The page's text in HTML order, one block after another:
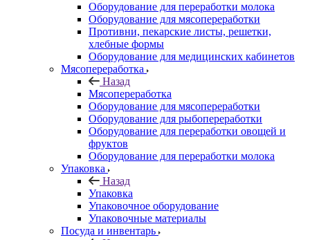
Оборудование для переработки молока
Оборудование для мясопереработки
Противни, пекарские листы, решетки,
хлебные формы
Оборудование для медицинских кабинетов
Мясопереработка
Назад
Мясопереработка
Оборудование для мясопереработки
Оборудование для рыбопереработки
Оборудование для переработки овощей и
фруктов
Оборудование для переработки молока
Упаковка
Назад
Упаковка
Упаковочное оборудование
Упаковочные материалы
Посуда и инвентарь